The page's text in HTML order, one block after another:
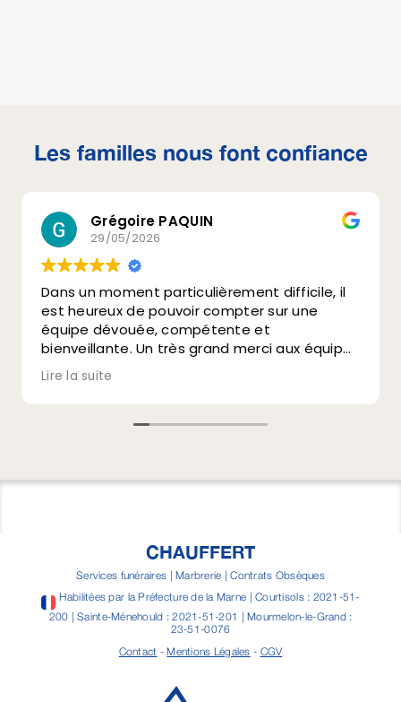
Les familles nous font confiance
Grégoire PAQUIN
29/05/2026
Dans un moment particulièrement difficile, il
est heureux de pouvoir compter sur une
équipe dévouée, compétente et
bienveillante. Un très grand merci aux équipes
de Funeris Chauffert, et particulièrement
Amélie. La famille a pu se reposer sur leur
grande disponibilité, tout au long de la
encore.
Lire la suite
CHAUFFERT
Services funéraires | Marbrerie | Contrats Obsèques
Habilitées par la Préfecture de la Marne | Courtisols : 2021-51-
200 | Sainte-Ménehould : 2021-51-201 | Mourmelon-le-Grand :
23-51-0076
Contact -Mentions Légales - CGV